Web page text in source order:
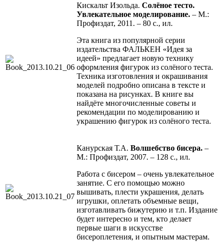
Кискальт Изольда. Солёное тесто.
Увлекательное моделирование. – М.:
Профиздат, 2011. – 80 с., ил.
Эта книга из популярной серии
издательства ФАЛЬКЕН «Идея за
идеей» предлагает новую технику
оформления фигурок из солёного теста.
Техника изготовления и окрашивания
моделей подробно описана в тексте и
показана на рисунках. В книге вы
найдёте многочисленные советы и
рекомендации по моделированию и
украшению фигурок из солёного теста.
Канурская Т.А. Волшебство бисера. –
М.: Профиздат, 2007. – 128 с., ил.
Работа с бисером – очень увлекательное
занятие. С его помощью можно
вышивать, плести украшения, делать
игрушки, оплетать объемные вещи,
изготавливать бижутерию и т.п. Издание
будет интересно и тем, кто делает
первые шаги в искусстве
бисероплетения, и опытным мастерам.